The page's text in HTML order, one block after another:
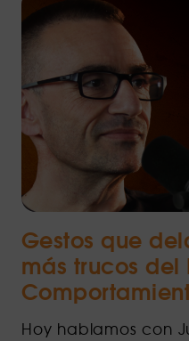
Gestos que
más trucos
Hoy hablamos con